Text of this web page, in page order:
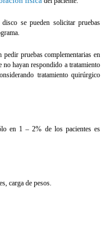
se pueden solicitar pruebas
pedir pruebas complementarias en
hayan respondido a tratamiento
tratamiento quirúrgico
en 1 – 2% de los pacientes es
carga de pesos.